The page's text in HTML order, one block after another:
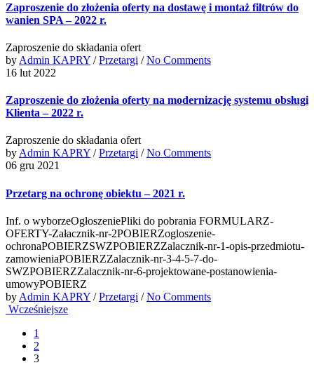
Zaproszenie do złożenia oferty na dostawę i montaż filtrów do
wanien SPA – 2022 r.
Zaproszenie do składania ofert
by Admin KAPRY /Przetargi /No Comments
16 lut 2022
Zaproszenie do złożenia oferty na modernizację systemu obsługi
Klienta – 2022 r.
Zaproszenie do składania ofert
byAdmin KAPRY /Przetargi /No Comments
06 gru 2021
Przetarg na ochronę obiektu – 2021 r.
Inf. o wyborzeOgłoszeniePliki do pobrania FORMULARZ-
OFERTY-Załacznik-nr-2POBIERZogloszenie-
ochronaPOBIERZSWZPOBIERZZalacznik-nr-1-opis-przedmiotu-
zamowieniaPOBIERZZalacznik-nr-3-4-5-7-do-
SWZPOBIERZZalacznik-nr-6-projektowane-postanowienia-
umowyPOBIERZ
by Admin KAPRY /Przetargi /No Comments
Wcześniejsze
1
2
3